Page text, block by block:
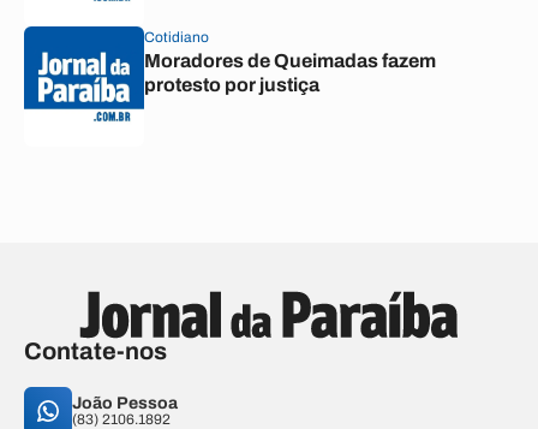
Cotidiano
Moradores de Queimadas fazem
protesto por justiça
Contate-nos
João Pessoa
(83) 2106.1892